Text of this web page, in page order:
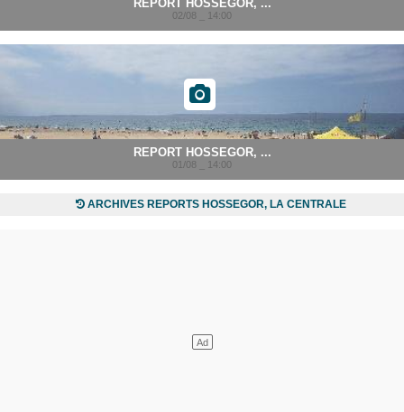
REPORT HOSSEGOR, ...
02/08 _ 14:00
REPORT HOSSEGOR, ...
01/08 _ 14:00
ARCHIVES REPORTS HOSSEGOR, LA CENTRALE